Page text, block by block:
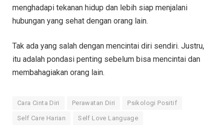
menghadapi tekanan hidup dan lebih siap menjalani
hubungan yang sehat dengan orang lain.
Tak ada yang salah dengan mencintai diri sendiri. Justru,
itu adalah pondasi penting sebelum bisa mencintai dan
membahagiakan orang lain.
Cara Cinta Diri Perawatan Diri Psikologi Positif
Self Care Harian Self Love Language